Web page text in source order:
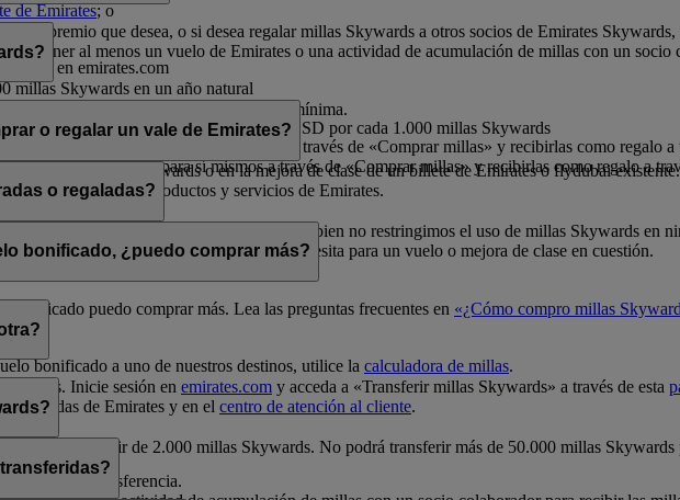
de Emirates; o
sesión en emirates.com
el premio que desea, o si desea regalar millas Skywards a otros socios de Emirates
tener al menos un vuelo de Emirates o una actividad de acumulación de millas con un socio
millas Skywards en un año natural
por cada transacción, a un precio de 30 USD por cada 1.000 millas Skywards
de 1.000, siendo 2.000 la cantidad mínima.
millas en un año natural para sí mismos a través de «Comprar millas» y recibirlas como regalo
en un año natural para sí mismos a través de «Comprar millas» y recibirlas como regalo a
o regalar un vale de Emirates?
en vuelos Classic Rewards o en la mejora de clase de un billete de Emirates o flydubai
para la compra de productos y servicios de Emirates.
o regaladas?
Classic Rewards y mejoras de clase. Si bien no restringimos el uso de millas Skywards en
de millaspara comprobar cuántas millas necesita para un vuelo o mejora de clase en cuestión.
bonificado, ¿puedo comprar más?
puedo comprar más. Lea las preguntas frecuentes en «¿Cómo compro millas
bonificado a uno de nuestros destinos, utilice la calculadora de millas.
Inicie sesión en emirates.com y acceda a «Transferir millas Skywards» a través de esta
tiendas de Emirates y en el centro de atención al cliente.
a realizar la transferencia.
siempre a partir de 2.000 millas Skywards. No podrá transferir más de 50.000 millas